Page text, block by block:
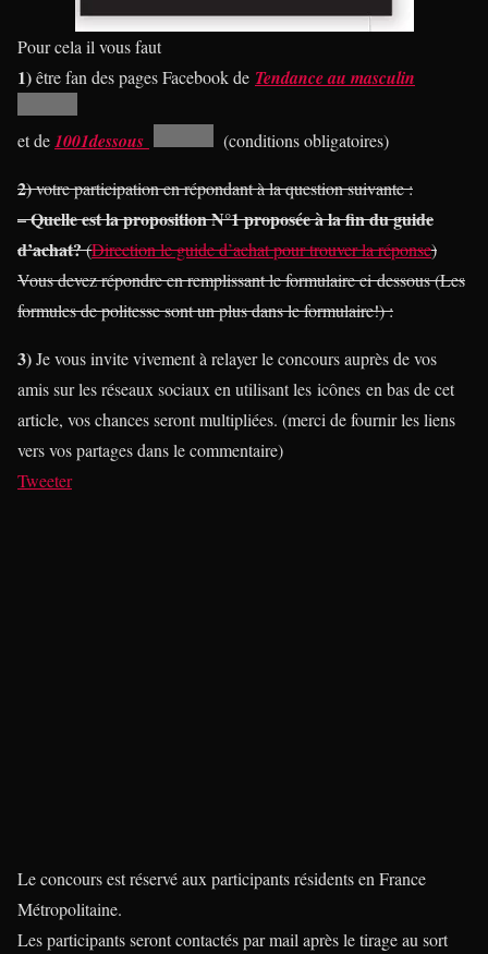
Pour cela il vous faut
1)être fan des pages Facebook de Tendance au masculin
et de1001dessous (conditions obligatoires)
2)votre participation en répondant à la question suivante :
– Quelle est la proposition N°1 proposée à la fin du guide
d’achat?(Direction le guide d’achat pour trouver la réponse)
Vous devez répondre en remplissant le formulaire ci dessous (Les
formules de politesse sont un plus dans le formulaire!) :
3)Je vous invite vivement à relayer le concours auprès de vos
amis sur les réseaux sociaux en utilisant les icônes en bas de cet
article, vos chances seront multipliées. (merci de fournir les liens
vers vos partages dans le commentaire)
Tweeter
Le concours est réservé aux participants résidents en France
Métropolitaine.
Les participants seront contactés par mail après le tirage au sort